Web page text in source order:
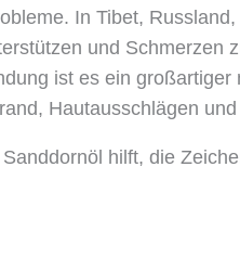
In Tibet,
und Schmerzen
ist es ein
Hautausschlägen
hilft, die